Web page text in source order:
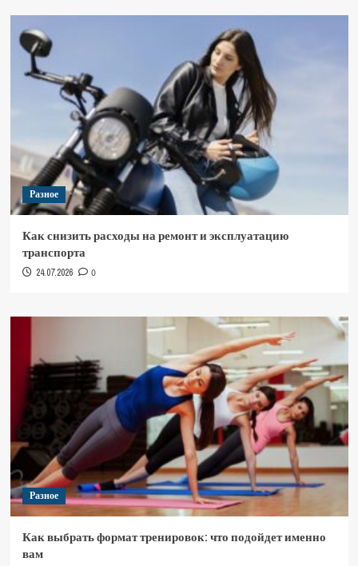
Разное
Как снизить расходы на ремонт и эксплуатацию
транспорта
24.07.2026 0
Разное
Как выбрать формат тренировок: что подойдет именно
вам